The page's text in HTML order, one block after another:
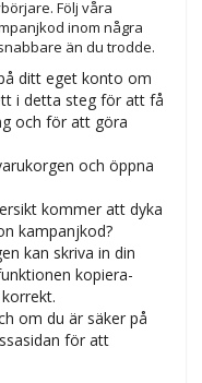
Följ våra
inom några
än du trodde.
ditt eget konto om
i detta steg för att få
och för att göra
och öppna
kommer att dyka
kampanjkod?
kan skriva in din
kopiera-
om du är säker på
för att